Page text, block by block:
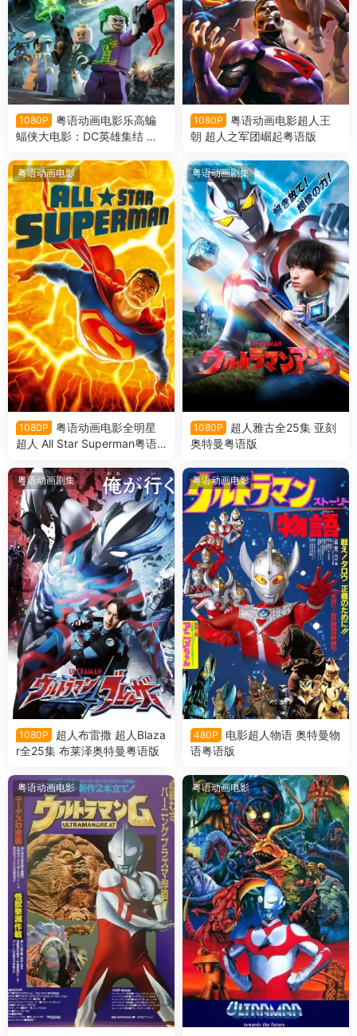
1080P
粤语动画电影乐高蝙
蝠侠大电影：DC英雄集结 乐
版
1080P
粤语动画电影超人王
朝 超人之军团崛起粤语版
粤语动画电影
1080P
粤语动画电影全明星
超人 All Star Superman粤语
粤语动画剧集
1080P
超人雅古全25集 亚刻
奥特曼粤语版
粤语动画剧集
1080P
超人布雷撒 超人Blaza
r全25集 布莱泽奥特曼粤语版
粤语动画电影
480P
电影超人物语 奥特曼物
语粤语版
粤语动画电影 粤语动画电影